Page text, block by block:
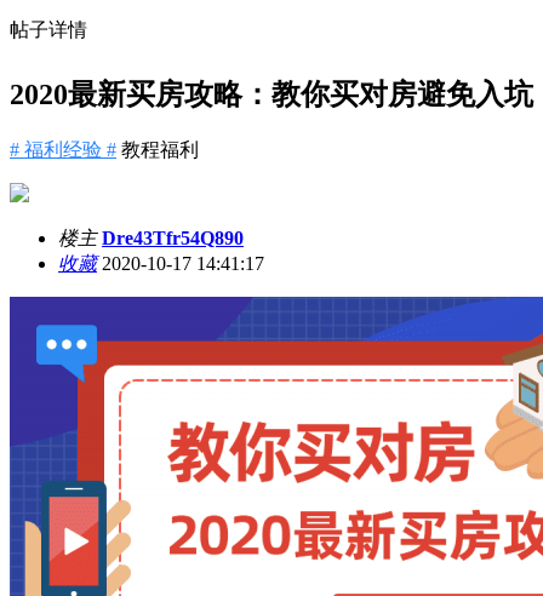
帖子详情
2020最新买房攻略：教你买对房避免入坑
# 福利经验 # 教程福利
楼主 Dre43Tfr54Q890
收藏2020-10-17 14:41:17